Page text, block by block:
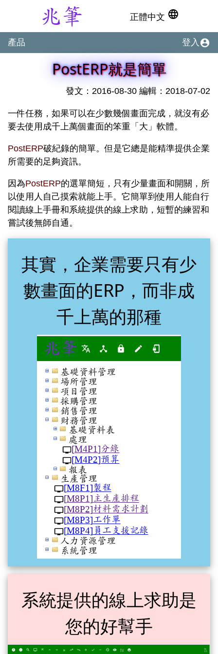
正體中文 language
產品 登入 account_circle
PostERP就是簡單
發文：2016-08-30 編輯：2018-07-02
一件任務，如果可以在少數幾個畫面完成，就沒有必
要去使用成千上萬個畫面的笨重「大」軟體。
PostERP破紀錄的簡單。但是它總是能精準提供企業
所需要的足夠資訊。
因為PostERP的選單簡短，只有少量畫面和開關，所
以使用人自己摸索就能上手。它簡單到使用人能自行
閱讀線上手冊和系統提供的線上求助，短暫的練習和
嘗試後無師自通。
其實，企業需要只有少
數畫面的ERP，而非成
千上萬的那種
系統提供的線上求助是
您的好幫手